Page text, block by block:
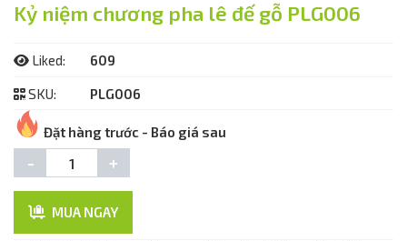
Kỷ niệm chương pha lê đế gỗ PLG006
Liked: 609
SKU: PLG006
Đặt hàng trước - Báo giá sau
- +
MUA NGAY